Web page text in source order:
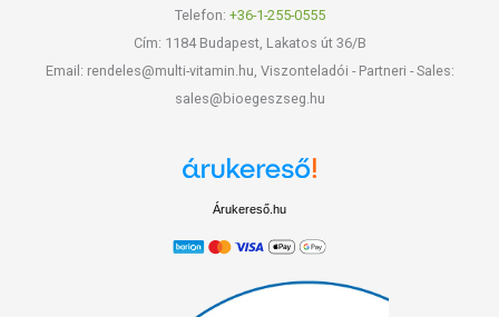
Telefon: +36-1-255-0555
Cím: 1184 Budapest, Lakatos út 36/B
Email: rendeles@multi-vitamin.hu, Viszonteladói - Partneri - Sales:
sales@bioegeszseg.hu
Árukereső.hu